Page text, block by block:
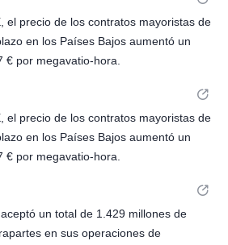
el precio de los contratos mayoristas de
en los Países Bajos aumentó un
€ por megavatio-hora.
el precio de los contratos mayoristas de
en los Países Bajos aumentó un
€ por megavatio-hora.
un total de 1.429 millones de
en sus operaciones de